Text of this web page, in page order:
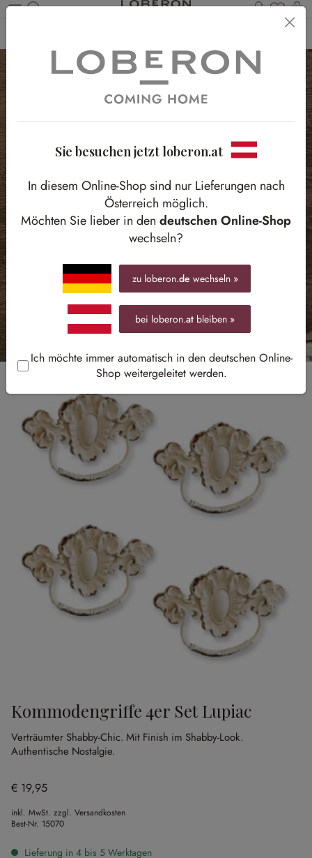
Du
Kommodengriffe 4er Set Lupiac
Verträumter Shabby-Chic. Mit Finish im Shabby-Look.
Authentische Nostalgie.
€ 19,95
inkl. MwSt. zzgl. Versandkosten
Best-Nr. 15070
Lieferung in 4 bis 5 Werktagen
Sie besuchen jetzt loberon.at
In diesem Online-Shop sind nur Lieferungen nach
Österreich möglich.
Möchten Sie lieber in den deutschen Online-Shop
wechseln?
zu loberon.de wechseln »
bei loberon.at bleiben »
Ich möchte immer automatisch in den deutschen Online-
Shop weitergeleitet werden.